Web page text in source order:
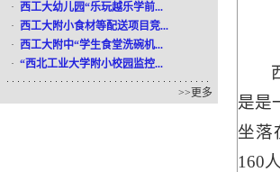
· 西工大幼儿园“乐玩越乐学前...
· 西工大附小食材等配送项目竞...
· 西工大附中“学生食堂洗碗机...
· “西北工业大学附小校园监控...
>>更多
是是
坐落
160